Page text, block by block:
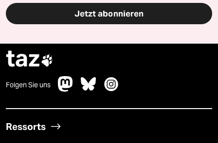
Jetzt abonnieren
taz
Folgen Sie uns
Ressorts